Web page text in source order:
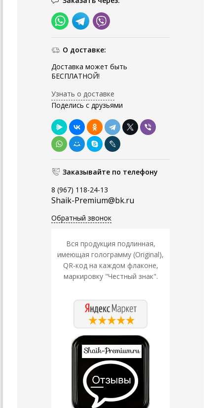
О доставке:
Доставка может быть
БЕСПЛАТНОЙ!
Узнать о доставке
Поделись с друзьями
Заказывайте по телефону
8 (967) 118-24-13
Shaik-Premium@bk.ru
Обратный звонок
Вся продукция подлинная,
имеющая голограмму (Original),
QR-код на каждом флаконе,
маркировку "Честный знак".